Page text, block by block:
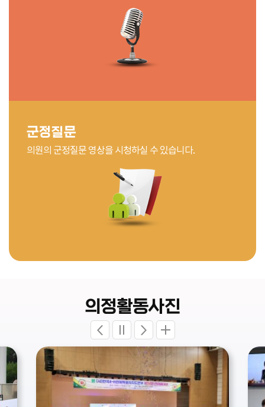
군정질문
의원의 군정질문 영상을 시청하실 수 있습니다.
의정활동사진